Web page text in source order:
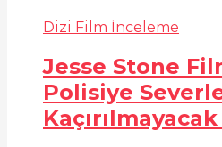
Dizi Film İnceleme
Jesse Stone
Polisiye